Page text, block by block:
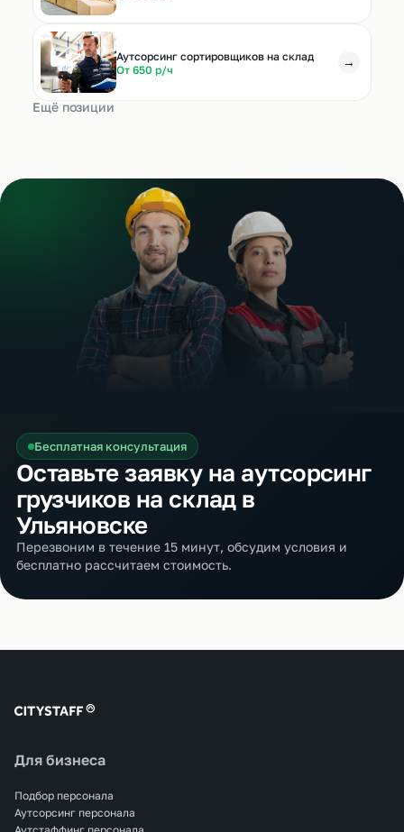
Аутсорсинг сортировщиков на склад
От 650 р/ч
→
Ещё позиции
Бесплатная консультация
Оставьте заявку на аутсорсинг
грузчиков на склад в
Ульяновске
Перезвоним в течение 15 минут, обсудим условия и
бесплатно рассчитаем стоимость.
Для бизнеса
Подбор персонала
Аутсорсинг персонала